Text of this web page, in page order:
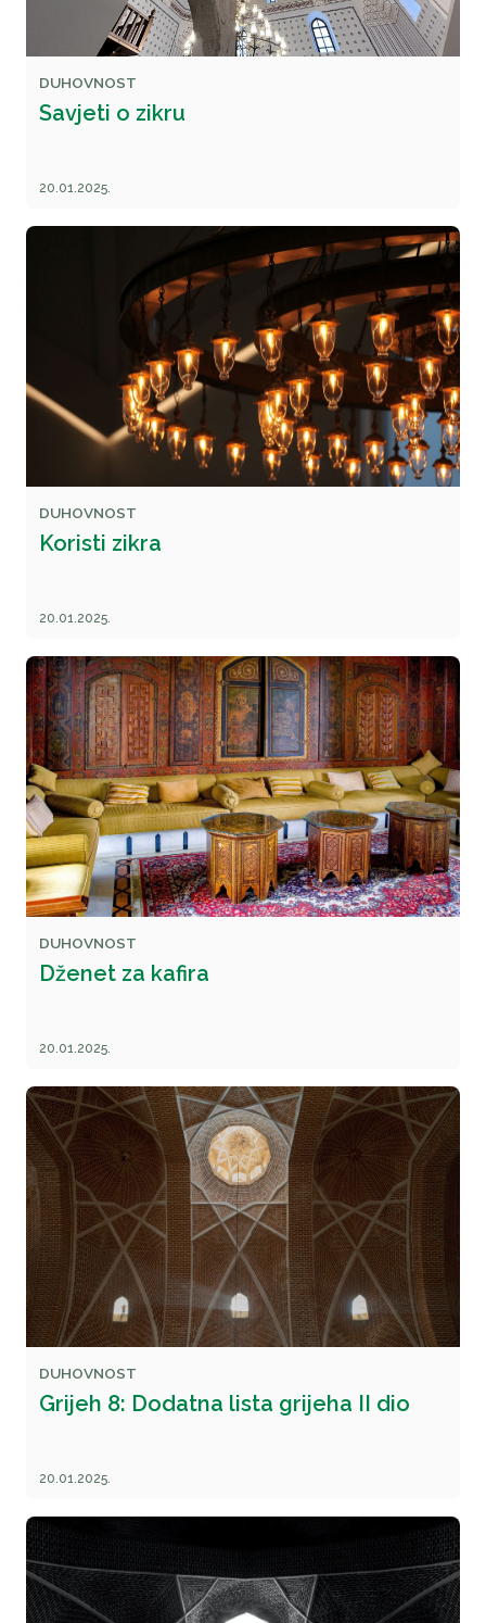
DUHOVNOST
Savjeti o zikru
20.01.2025.
DUHOVNOST
Koristi zikra
20.01.2025.
DUHOVNOST
Dženet za kafira
20.01.2025.
DUHOVNOST
Grijeh 8: Dodatna lista grijeha II dio
20.01.2025.